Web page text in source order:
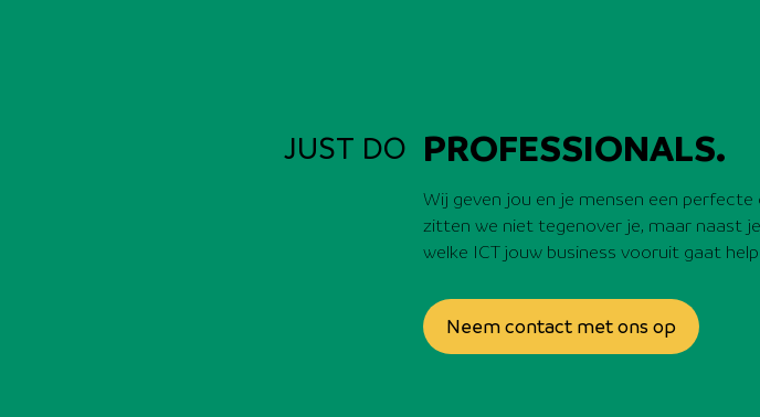
PROFESSIONALS.
JUST DO
Wij geven jou en je mensen een
zitten we niet tegenover je, maar naast
welke ICT jouw business vooruit gaat
Neem contact met ons op